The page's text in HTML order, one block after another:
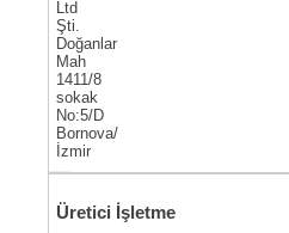
Ltd
Şti.
Doğanlar
Mah
1411/8
sokak
No:5/D
Bornova/
İzmir
Üretici İşletme